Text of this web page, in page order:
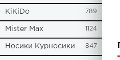
KiKiDo 789
Mister Max 1124
Носики Курносики 847